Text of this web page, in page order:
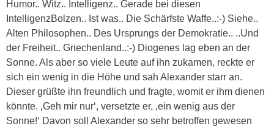
Humor.. Witz.. Intelligenz.. Gerade bei diesen
IntelligenzBolzen.. Ist was.. Die Schärfste Waffe..:-) Siehe..
Alten Philosophen.. Des Ursprungs der Demokratie.. ..Und
der Freiheit.. Griechenland..:-) Diogenes lag eben an der
Sonne. Als aber so viele Leute auf ihn zukamen, reckte er
sich ein wenig in die Höhe und sah Alexander starr an.
Dieser grüßte ihn freundlich und fragte, womit er ihm dienen
könnte. ‚Geh mir nur‘, versetzte er, ‚ein wenig aus der
Sonne!‘ Davon soll Alexander so sehr betroffen gewesen